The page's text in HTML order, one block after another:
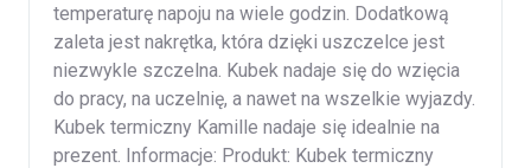
temperaturę napoju na wiele godzin. Dodatkową
zaleta jest nakrętka, która dzięki uszczelce jest
niezwykle szczelna. Kubek nadaje się do wzięcia
do pracy, na uczelnię, a nawet na wszelkie wyjazdy.
Kubek termiczny Kamille nadaje się idealnie na
prezent. Informacje: Produkt: Kubek termiczny